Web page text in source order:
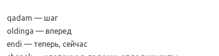
qadam — шаг
oldinga — вперед
endi — теперь, сейчас